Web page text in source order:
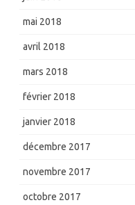
mai 2018
avril 2018
mars 2018
février 2018
janvier 2018
décembre 2017
novembre 2017
octobre 2017